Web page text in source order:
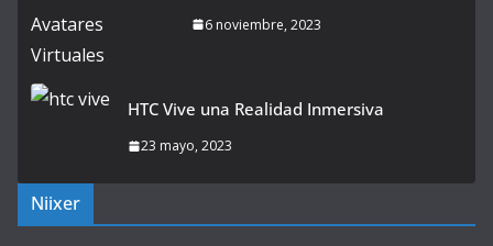
6 noviembre, 2023
HTC Vive una Realidad Inmersiva
23 mayo, 2023
Niixer